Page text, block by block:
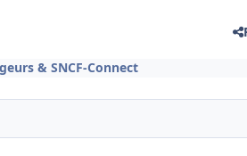
& SNCF-Connect